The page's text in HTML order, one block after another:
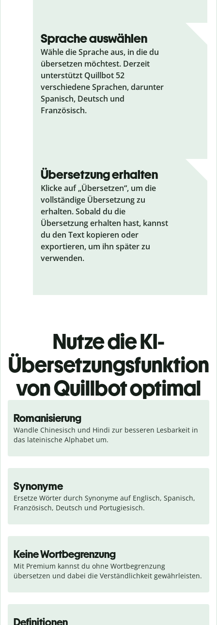
Sprache auswählen
Wähle die Sprache aus, in die du
übersetzen möchtest. Derzeit
unterstützt Quillbot 52
verschiedene Sprachen, darunter
Spanisch, Deutsch und
Französisch.
Übersetzung erhalten
Klicke auf „Übersetzen“, um die
vollständige Übersetzung zu
erhalten. Sobald du die
Übersetzung erhalten hast, kannst
du den Text kopieren oder
exportieren, um ihn später zu
verwenden.
Nutze die KI-
Übersetzungsfunktion
von Quillbot optimal
Romanisierung
Wandle Chinesisch und Hindi zur besseren Lesbarkeit in
das lateinische Alphabet um.
Synonyme
Ersetze Wörter durch Synonyme auf Englisch, Spanisch,
Französisch, Deutsch und Portugiesisch.
Keine Wortbegrenzung
Mit Premium kannst du ohne Wortbegrenzung
übersetzen und dabei die Verständlichkeit gewährleisten.
Definitionen